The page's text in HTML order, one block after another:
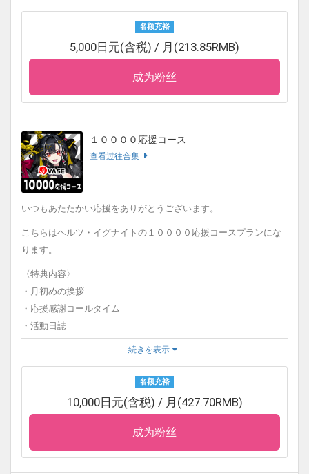
ご支援いただいている方へ向けた、２分間のボイスです。
〈ファンティアについて〉
こちらのサービスでは、ファンティアでの商品の販売目的ではな
く、あくまでお客様への気持ちの特典であり、タレントを支援す
る形となります。
・活動支援Ｍｐ４動画
〈月初めの挨拶について〉
毎月初めにタレントのご挨拶が更新されます。
〈応援感謝コールタイムについて〉
〈活動日誌について〉
毎月１日に更新いたします。
先月の活動の振り返りや面白かったエピソード、今月の目標な
毎月背景を変えて撮影した画像になります。
画像にはなんと、直筆メッセージ又は、タレント本人が入力した
文字メッセージが書き込まれています。
〈カレンダーオリジナル画像について〉
毎月背景を変えて撮影した画像になります。
画像にはなんと、タレント本人が描いたカレンダーが描き込まれ
〈活動支援お礼ボイスについて〉
〈活動支援Ｍｐ４動画について〉
ご支援いただいている方へ向けた、３分間の動画です。
〈ファンティアについて〉
名额充裕
5,000日元(含税) / 月(213.85RMB)
成为粉丝
１００００応援コース
查看过往合集
いつもあたたかい応援をありがとうございます。
こちらはヘルツ・イグナイトの１００００応援コースプランにな
ります。
〈特典内容〉
・月初めの挨拶
・応援感謝コールタイム
・活動日誌
・メッセージオリジナル画像
・活動支援Ｍｐ４動画
・支援ありがとうチェキ２枚（サインメッセージ付き）です。
６か月継続者様には、「ＶＡＳＥオリジナルチェキ帳」を
プレゼントいたします。
続きを表示
名额充裕
10,000日元(含税) / 月(427.70RMB)
成为粉丝